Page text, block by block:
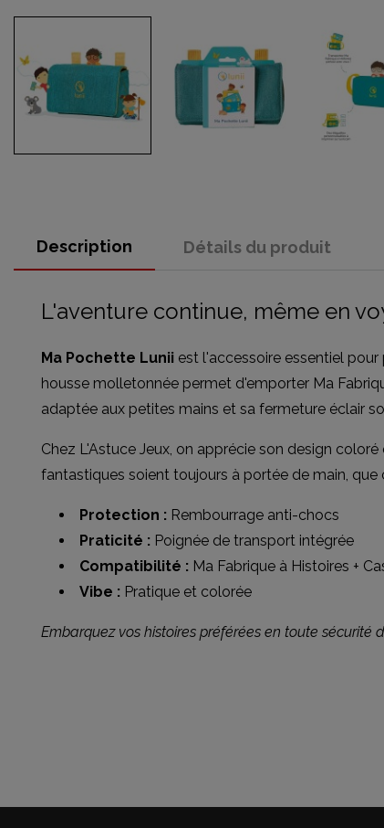
Description Détails du produit
L'aventure continue, même en
Ma Pochette Lunii est l'accessoire essentiel
housse molletonnée permet d'emporter Ma
adaptée aux petites mains et sa fermeture éclair
Chez L'Astuce Jeux, on apprécie son design
fantastiques soient toujours à portée de main,
Protection : Rembourrage anti-chocs
Praticité : Poignée de transport intégrée
Compatibilité : Ma Fabrique à Histoires +
Vibe : Pratique et colorée
Embarquez vos histoires préférées en toute sécurité